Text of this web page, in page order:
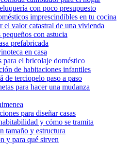
con poco presupuesto
imprescindibles en tu cocina
el valor catastral de una vivienda
con astucia
prefabricada
en casa
para el bricolaje doméstico
de habitaciones infantiles
de terciopelo paso a paso
para hacer una mudanza
para diseñar casas
y cómo se tramita
tamaño y estructura
y para qué sirven